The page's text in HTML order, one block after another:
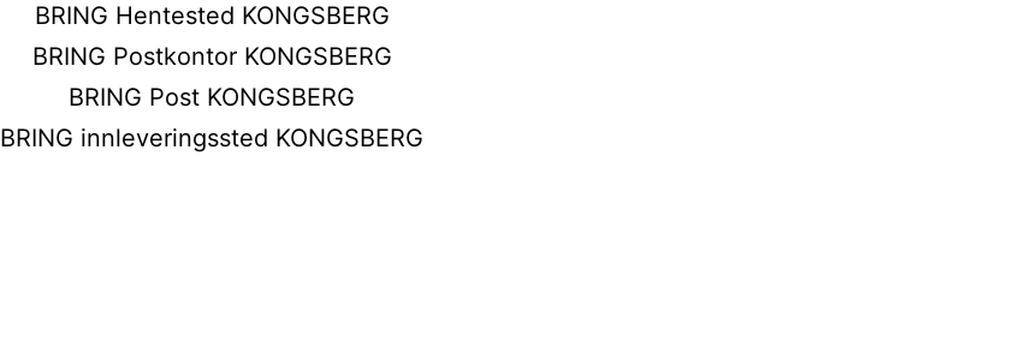
BRING Hentested KONGSBERG
BRING Postkontor KONGSBERG
BRING Post KONGSBERG
BRING innleveringssted KONGSBERG